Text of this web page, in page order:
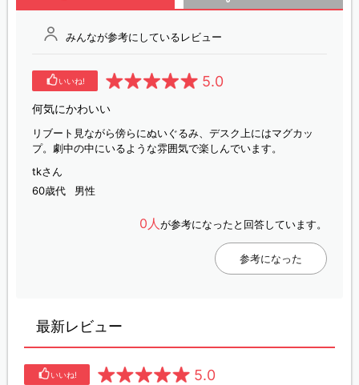
みんなが参考にしているレビュー
いいね! 5.0
何気にかわいい
リブート見ながら傍らにぬいぐるみ、デスク上にはマグカッ
プ。劇中の中にいるような雰囲気で楽しんでいます。
tkさん
60歳代
男性
0人が参考になったと回答しています。
参考になった
最新レビュー
いいね! 5.0